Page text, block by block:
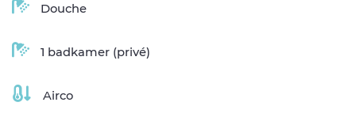
Douche
1 badkamer (privé)
Airco